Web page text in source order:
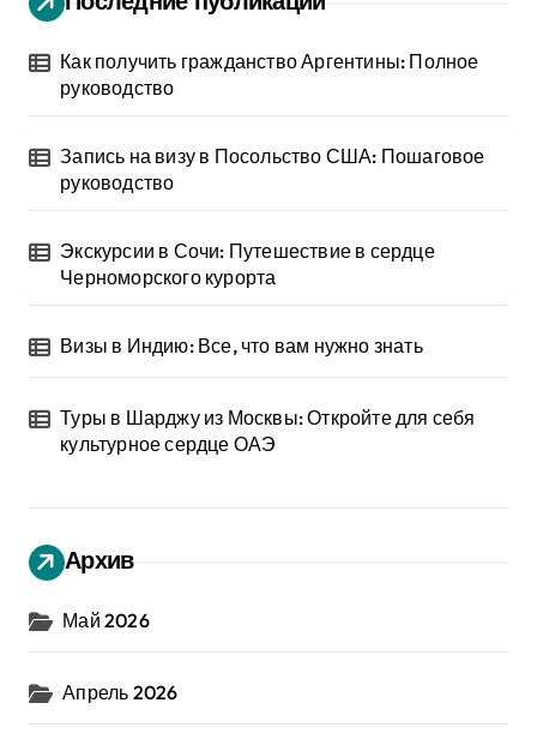
Как получить гражданство Аргентины: Полное
руководство
Запись на визу в Посольство США: Пошаговое
руководство
Экскурсии в Сочи: Путешествие в сердце
Черноморского курорта
Визы в Индию: Все, что вам нужно знать
Туры в Шарджу из Москвы: Откройте для себя
культурное сердце ОАЭ
Архив
Май 2026
Апрель 2026